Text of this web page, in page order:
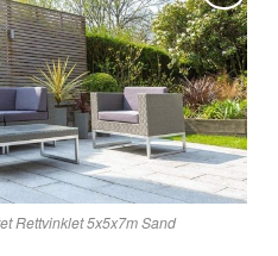
Rettvinklet 5x5x7m Sand